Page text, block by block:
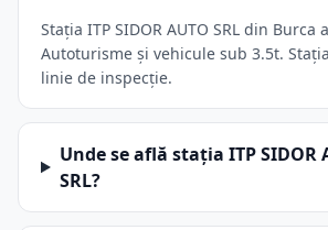
Stația ITP SIDOR AUTO SRL din Burca
Autoturisme și vehicule sub 3.5t.
linie de inspecție.
Unde se află stația ITP SIDOR
SRL?